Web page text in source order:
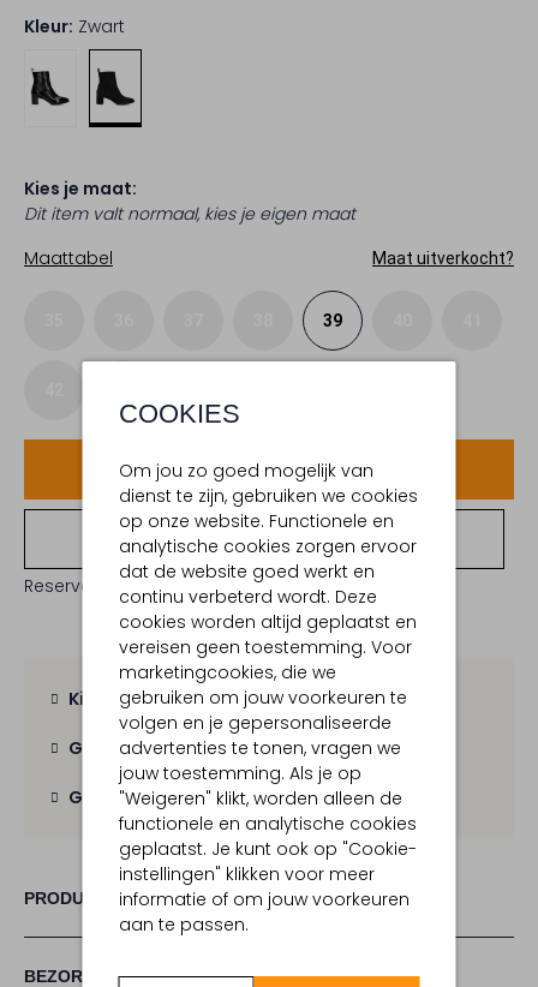
COOKIES
Om jou zo goed mogelijk van
dienst te zijn, gebruiken we cookies
op onze website. Functionele en
analytische cookies zorgen ervoor
dat de website goed werkt en
continu verbeterd wordt. Deze
cookies worden altijd geplaatst en
vereisen geen toestemming. Voor
marketingcookies, die we
gebruiken om jouw voorkeuren te
volgen en je gepersonaliseerde
advertenties te tonen, vragen we
jouw toestemming. Als je op
"Weigeren" klikt, worden alleen de
functionele en analytische cookies
geplaatst. Je kunt ook op "Cookie-
instellingen" klikken voor meer
informatie of om jouw voorkeuren
aan te passen.
Kleur: Zwart
Kies je maat:
Dit item valt normaal, kies je eigen maat
Maattabel
Maat uitverkocht?
39
Voeg toe
Bekijk winkelvoorraad
Reserveer direct in een van onze 19 boutiques
Kies zelf je bezorgmoment
Gratis verzending vanaf € 100,-
Gratis retourbinnen 30 dagen
PRODUCT INFORMATIE
BEZORGEN & RETOURNEREN